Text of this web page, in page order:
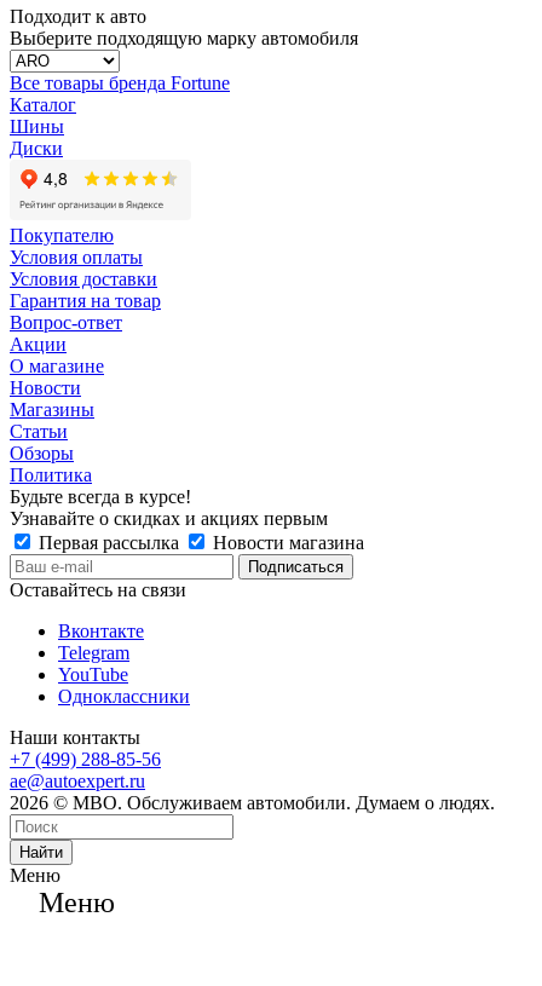
Подходит к авто
Выберите подходящую марку автомобиля
Все товары бренда Fortune
Каталог
Шины
Диски
Покупателю
Условия оплаты
Условия доставки
Гарантия на товар
Вопрос-ответ
Акции
О магазине
Новости
Магазины
Статьи
Обзоры
Политика
Будьте всегда в курсе!
Узнавайте о скидках и акциях первым
Первая рассылка
Новости магазина
Оставайтесь на связи
Вконтакте
Telegram
YouTube
Одноклассники
Наши контакты
+7 (499) 288-85-56
ae@autoexpert.ru
2026 © МВО. Обслуживаем автомобили. Думаем о людях.
Найти
Меню
Меню